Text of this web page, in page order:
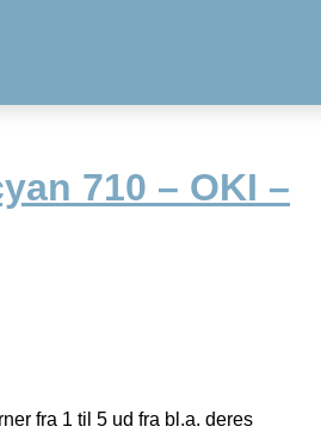
710 – OKI –
fra 1 til 5 ud fra bl.a. deres